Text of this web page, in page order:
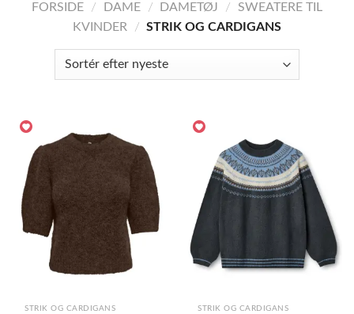
FORSIDE / DAME / DAMETØJ /
SWEATERE TIL
KVINDER
/ STRIK OG CARDIGANS
STRIK OG CARDIGANS STRIK OG CARDIGANS